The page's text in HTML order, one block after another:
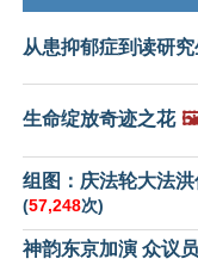
从患抑郁症到读研
生命绽放奇迹之花
组图：庆法轮大法
(57,248次)
神韵东京加演 众议